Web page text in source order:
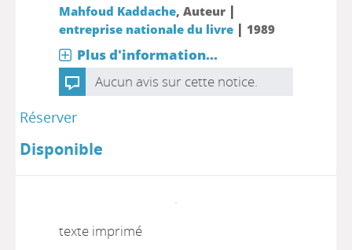
Mahfoud Kaddache, Auteur |
entreprise nationale du livre| 1989
Plus d'information...
Aucun avis sur cette notice.
Réserver
Disponible
texte imprimé